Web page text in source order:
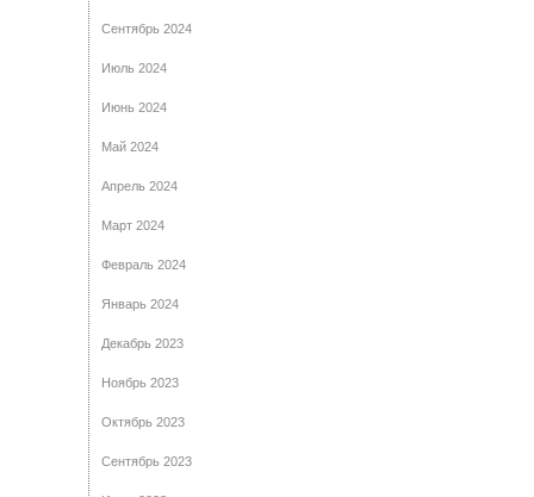
Сентябрь 2024
Июль 2024
Июнь 2024
Май 2024
Апрель 2024
Март 2024
Февраль 2024
Январь 2024
Декабрь 2023
Ноябрь 2023
Октябрь 2023
Сентябрь 2023